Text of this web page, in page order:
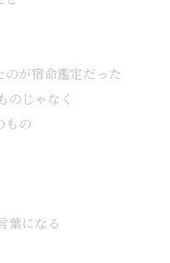
が宿命鑑定だった
のじゃなく
もの
葉になる